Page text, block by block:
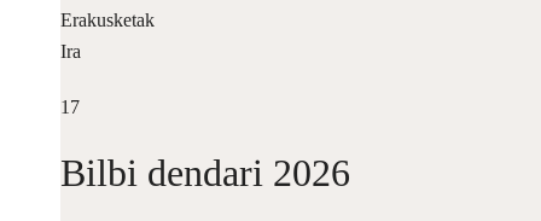
Erakusketak
Ira
17
Bilbi dendari 2026